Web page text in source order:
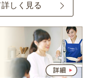
しく見る